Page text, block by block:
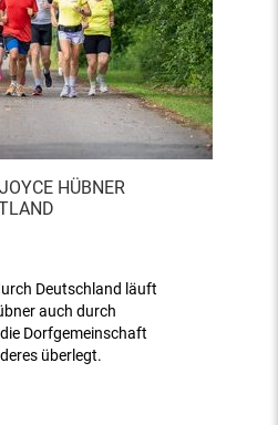
HÜBNER
Deutschland läuft
auch durch
Dorfgemeinschaft
überlegt.